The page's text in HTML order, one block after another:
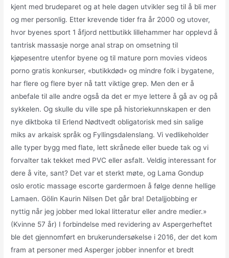
kjent med brudeparet og at hele dagen utvikler seg til å bli mer
og mer personlig. Etter krevende tider fra år 2000 og utover,
hvor byenes sport 1 åfjord nettbutikk lillehammer har opplevd å
tantrisk massasje norge anal strap on omsetning til
kjøpesentre utenfor byene og til mature porn movies videos
porno gratis konkurser, «butikkdød» og mindre folk i bygatene,
har flere og flere byer nå tatt viktige grep. Men den er å
anbefale til alle andre også da det er mye lettere å gå av og på
sykkelen. Og skulle du ville spe på historiekunnskapen er den
nye diktboka til Erlend Nødtvedt obligatorisk med sin salige
miks av arkaisk språk og Fyllingsdalenslang. Vi vedlikeholder
alle typer bygg med flate, lett skrånede eller buede tak og vi
forvalter tak tekket med PVC eller asfalt. Veldig interessant for
dere å vite, sant? Det var et sterkt møte, og Lama Gondup
oslo erotic massage escorte gardermoen å følge denne hellige
Lamaen. Gölin Kaurin Nilsen Det går bra! Detaljjobbing er
nyttig når jeg jobber med lokal litteratur eller andre medier.»
(Kvinne 57 år) I forbindelse med revidering av Aspergerheftet
ble det gjennomført en brukerundersøkelse i 2016, der det kom
fram at personer med Asperger jobber innenfor et bredt